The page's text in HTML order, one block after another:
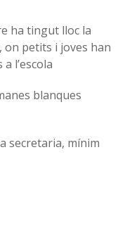
ha tingut lloc la
on petits i joves han
l’escola
blanques
secretaria, mínim